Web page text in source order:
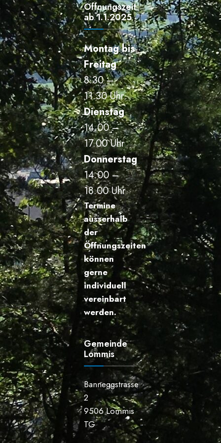
Öffnungszeiten
ab 1.1.2025
Montag bis
Freitag
8.30 –
11.30 Uhr
Dienstag
14.00 –
17.00 Uhr
Donnerstag
14.00 –
18.00 Uhr
Termine
ausserhalb
der
Öffnungszeiten
können
gerne
individuell
vereinbart
werden.
Gemeinde
Lommis
Banneggstrasse
2
9506 Lommis
TG